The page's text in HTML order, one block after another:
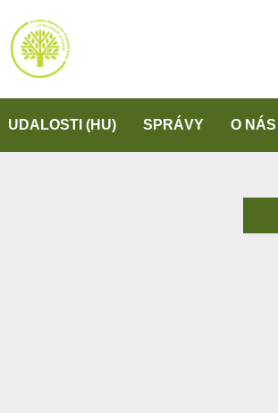
UDALOSTI (HU) SPRÁVY O NÁS